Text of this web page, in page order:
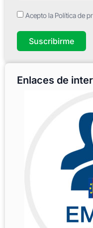
Acepto la Política de
Suscribirme
Enlaces de